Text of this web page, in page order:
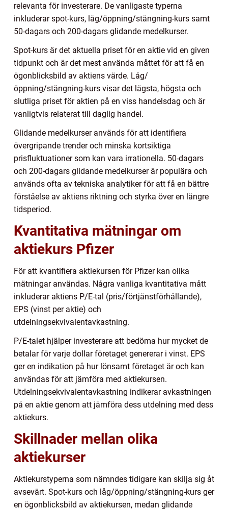
relevanta för investerare. De vanligaste typerna
inkluderar spot-kurs, låg/öppning/stängning-kurs samt
50-dagars och 200-dagars glidande medelkurser.
Spot-kurs är det aktuella priset för en aktie vid en given
tidpunkt och är det mest använda måttet för att få en
ögonblicksbild av aktiens värde. Låg/
öppning/stängning-kurs visar det lägsta, högsta och
slutliga priset för aktien på en viss handelsdag och är
vanligtvis relaterat till daglig handel.
Glidande medelkurser används för att identifiera
övergripande trender och minska kortsiktiga
prisfluktuationer som kan vara irrationella. 50-dagars
och 200-dagars glidande medelkurser är populära och
används ofta av tekniska analytiker för att få en bättre
förståelse av aktiens riktning och styrka över en längre
tidsperiod.
Kvantitativa mätningar om
aktiekurs Pfizer
För att kvantifiera aktiekursen för Pfizer kan olika
mätningar användas. Några vanliga kvantitativa mått
inkluderar aktiens P/E-tal (pris/förtjänstförhållande),
EPS (vinst per aktie) och
utdelningsekvivalentavkastning.
P/E-talet hjälper investerare att bedöma hur mycket de
betalar för varje dollar företaget genererar i vinst. EPS
ger en indikation på hur lönsamt företaget är och kan
användas för att jämföra med aktiekursen.
Utdelningsekvivalentavkastning indikerar avkastningen
på en aktie genom att jämföra dess utdelning med dess
aktiekurs.
Skillnader mellan olika
aktiekurser
Aktiekurstyperna som nämndes tidigare kan skilja sig åt
avsevärt. Spot-kurs och låg/öppning/stängning-kurs ger
en ögonblicksbild av aktiekursen, medan glidande